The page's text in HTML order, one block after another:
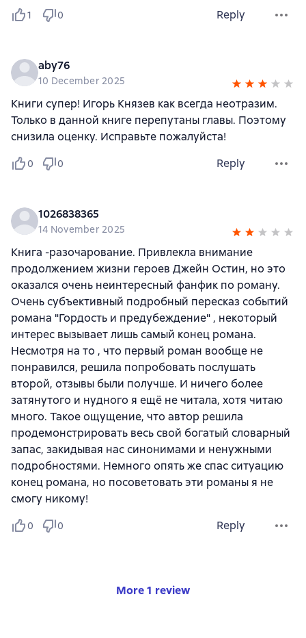
1 0 Reply
aby76
10 December 2025
Книги супер! Игорь Князев как всегда неотразим.
Только в данной книге перепутаны главы. Поэтому
снизила оценку. Исправьте пожалуйста!
0 0 Reply
1026838365
14 November 2025
Книга -разочарование. Привлекла внимание
продолжением жизни героев Джейн Остин, но это
оказался очень неинтересный фанфик по роману.
Очень субъективный подробный пересказ событий
романа "Гордость и предубеждение" , некоторый
интерес вызывает лишь самый конец романа.
Несмотря на то , что первый роман вообще не
понравился, решила попробовать послушать
второй, отзывы были получше. И ничего более
затянутого и нудного я ещё не читала, хотя читаю
много. Такое ощущение, что автор решила
продемонстрировать весь свой богатый словарный
запас, закидывая нас синонимами и ненужными
подробностями. Немного опять же спас ситуацию
конец романа, но посоветовать эти романы я не
смогу никому!
0 0 Reply
More 1 review